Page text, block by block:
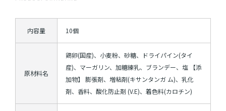
内容量 10個
原材料名
鶏卵(国産)、小麦粉、砂糖、ドライパイン(タイ
産)、マーガリン、加糖練乳、ブランデー、塩 【添
加物】 膨張剤、増粘剤(キサンタンガ ム)、乳化
剤、香料、酸化防止剤 (V.E)、着色料(カロチン)